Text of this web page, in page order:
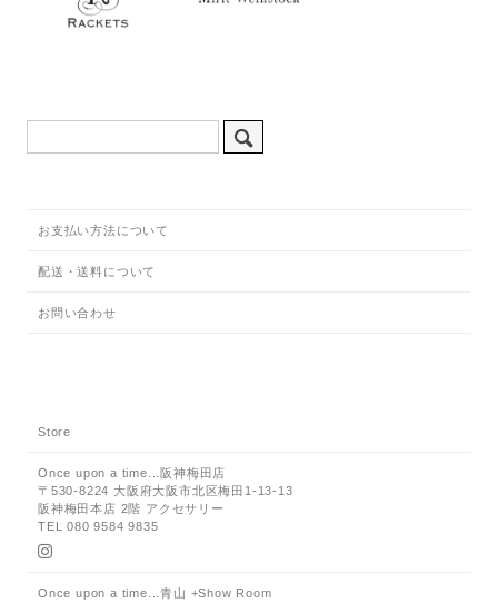
お支払い方法について
配送・送料について
お問い合わせ
Store
Once upon a time...阪神梅田店
〒530-8224 大阪府大阪市北区梅田1-13-13
阪神梅田本店 2階 アクセサリー
TEL 080 9584 9835
Once upon a time...青山 +Show Room